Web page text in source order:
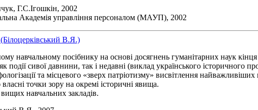
Г.С.Ігошкін, 2002
Академія управління персоналом (МАУП), 2002
(Білоцерківський В.Я.)
навчальному посібнику на основі досягнень гуманітарних наук
події сивої давнини, так і недавні (виклад українського
та місцевого «зверх патріотизму» висвітлення
точки зору на окремі історичні явища.
навчальних закладів.